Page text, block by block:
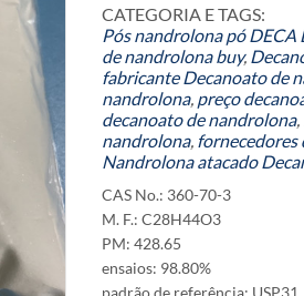
CATEGORIA E TAGS:
Pós nandrolona pó DECA
de nandrolona buy,
fabricante Decanoato de
nandrolona, preço
decanoato de nandrolona,
nandrolona, fornecedores
Nandrolona atacado
CAS No.: 360-70-3
M. F.: C28H44O3
PM: 428.65
ensaios: 98.80%
padrão de referência: USP31